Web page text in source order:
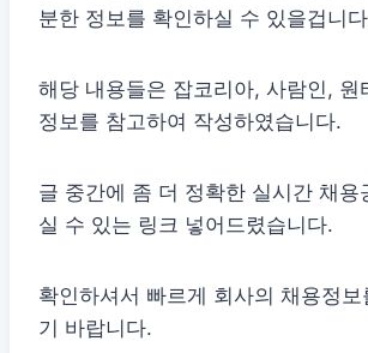
분한 정보를 확인하실 수 있을겁니
해당 내용들은 잡코리아, 사람인, 원
정보를 참고하여 작성하였습니다.
글 중간에 좀 더 정확한 실시간 채용
실 수 있는 링크 넣어드렸습니다.
확인하셔서 빠르게 회사의 채용정보
기 바랍니다.